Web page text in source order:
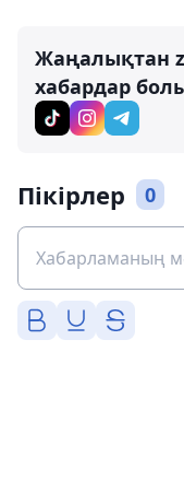
Жаңалықтан
хабардар
Пікірлер 0